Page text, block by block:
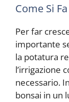
Come Si
Per far
importante
la potatura
l’irrigazione
necessario.
bonsai in un